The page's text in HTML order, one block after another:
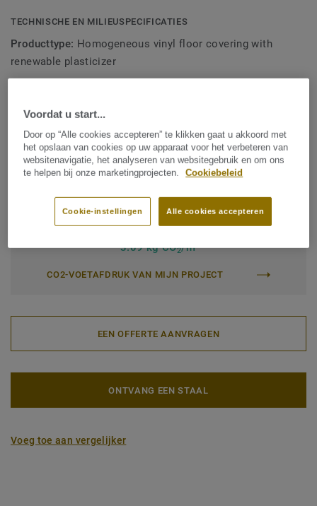
TECHNISCHE EN MILIEUSPECIFICATIES
Producttype: Homogeneous vinyl floor covering with
renewable plasticizer
Commerciële classificatie:
Industriële classificatie:43 Zwaar
Oppervlaktebehandeling:New iQ PUR
3.09 kg CO2/m
CO2-VOETAFDRUK VAN MIJN PROJECT
EEN OFFERTE AANVRAGEN
ONTVANG EEN STAAL
Voeg toe aan vergelijker
Voordat u start...
Door op “Alle cookies accepteren” te klikken gaat u akkoord met
het opslaan van cookies op uw apparaat voor het verbeteren van
websitenavigatie, het analyseren van websitegebruik en om ons
te helpen bij onze marketingprojecten.
Cookiebeleid
Alle cookies accepteren
Cookie-instellingen